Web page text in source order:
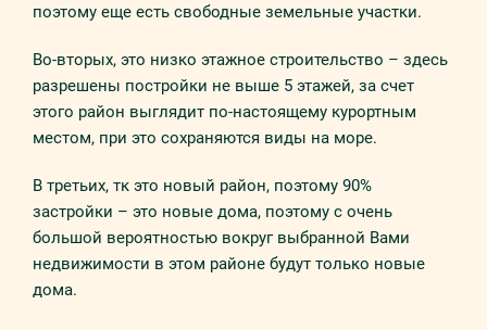
поэтому еще есть свободные земельные участки.
Во-вторых, это низко этажное строительство – здесь
разрешены постройки не выше 5 этажей, за счет
этого район выглядит по-настоящему курортным
местом, при это сохраняются виды на море.
В третьих, тк это новый район, поэтому 90%
застройки – это новые дома, поэтому с очень
большой вероятностью вокруг выбранной Вами
недвижимости в этом районе будут только новые
дома.